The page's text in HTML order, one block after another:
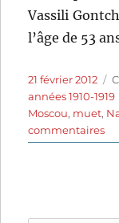
Vassili
l’âge de 53
Publié
le
21 février 2012
années 1910-1919
Moscou, muet,
commentairessur